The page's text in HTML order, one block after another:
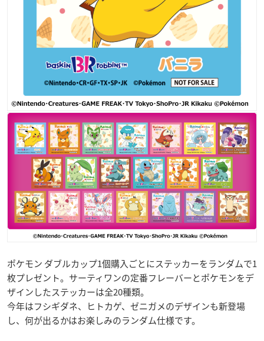
ポケモン ダブルカップ1個購入ごとにステッカーをランダムで1
枚プレゼント。サーティワンの定番フレーバーとポケモンをデ
ザインしたステッカーは全20種類。
今年はフシギダネ、ヒトカゲ、ゼニガメのデザインも新登場
し、何が出るかはお楽しみのランダム仕様です。